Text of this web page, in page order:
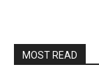
MOST READ